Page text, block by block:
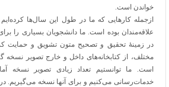
خواندن است.
ازجمله کارهایی که ما در طول این سال‌ها
علاقه‌مندان بوده است. ما دانشجویان بسیاری را
در زمینۀ تحقیق و تصحیح متون تشویق و حمایت
مختلف، از کتابخانه‌های داخل و خارج تصویر نسخه
است. ما توانستیم تعداد زیادی تصویر نسخه
خدمات‌رسانی می‌کنیم و برای آنها نسخه می‌گیریم.